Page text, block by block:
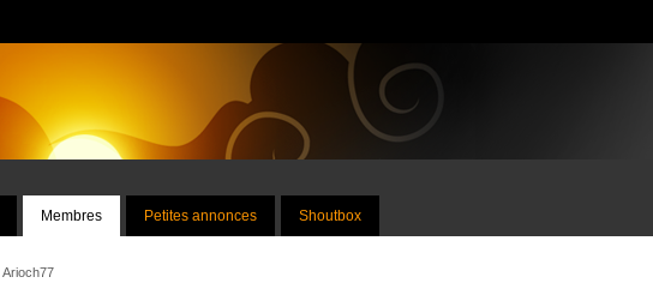
Membres Petites annonces Shoutbox
Arioch77